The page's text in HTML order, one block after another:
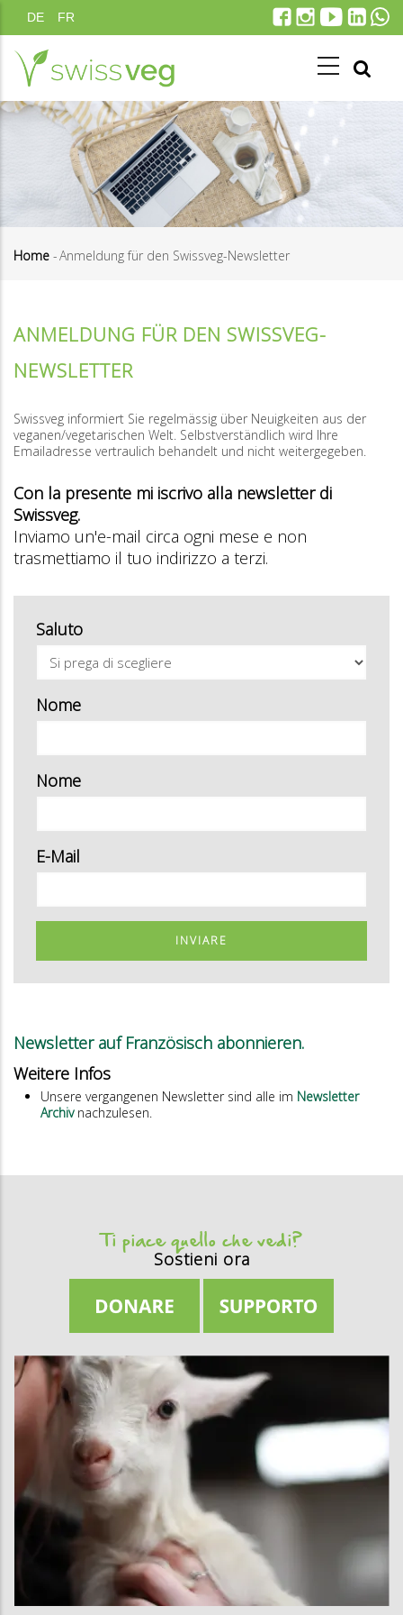
Salta
al
contenuto
principale
DE FR
pane
Home -Anmeldung für den Swissveg-Newsletter
ANMELDUNG FÜR DEN SWISSVEG-
NEWSLETTER
Swissveg informiert Sie regelmässig über Neuigkeiten aus der
veganen/vegetarischen Welt. Selbstverständlich wird Ihre
Emailadresse vertraulich behandelt und nicht weitergegeben.
Con la presente mi iscrivo alla newsletter di
Swissveg.
Inviamo un'e-mail circa ogni mese e non
trasmettiamo il tuo indirizzo a terzi.
Saluto
Nome
Nome
E-Mail
INVIARE
Newsletter auf Französisch abonnieren.
Weitere Infos
Unsere vergangenen Newsletter sind alle im Newsletter
Archivnachzulesen.
Ti piace quello che vedi?
Sostieni ora